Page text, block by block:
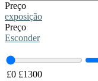
Preço
exposição
Preço
Esconder
£0 £1300